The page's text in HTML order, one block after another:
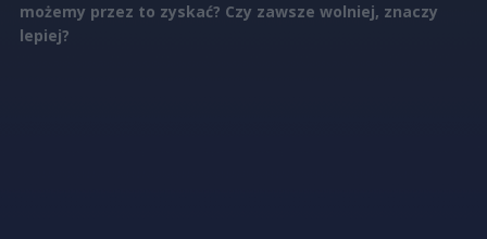
możemy przez to zyskać? Czy zawsze wolniej, znaczy
lepiej?